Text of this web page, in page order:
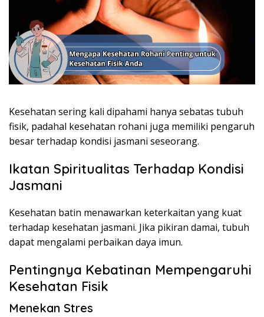
Kesehatan sering kali dipahami hanya sebatas tubuh
fisik, padahal kesehatan rohani juga memiliki pengaruh
besar terhadap kondisi jasmani seseorang.
Ikatan Spiritualitas Terhadap Kondisi
Jasmani
Kesehatan batin menawarkan keterkaitan yang kuat
terhadap kesehatan jasmani. Jika pikiran damai, tubuh
dapat mengalami perbaikan daya imun.
Pentingnya Kebatinan Mempengaruhi
Kesehatan Fisik
Menekan Stres